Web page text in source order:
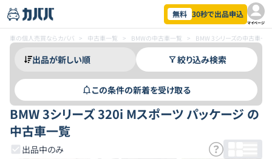
無料 30秒で出品申込
マイページ
車の個人売買ならカババ > 中古車一覧 > BMWの中古車一覧 > BMW 3シリーズの中古車一覧
絞り込み検索
この条件の新着を受け取る
BMW 3シリーズ 320i Mスポーツ パッケージ の
中古車一覧
出品中のみ